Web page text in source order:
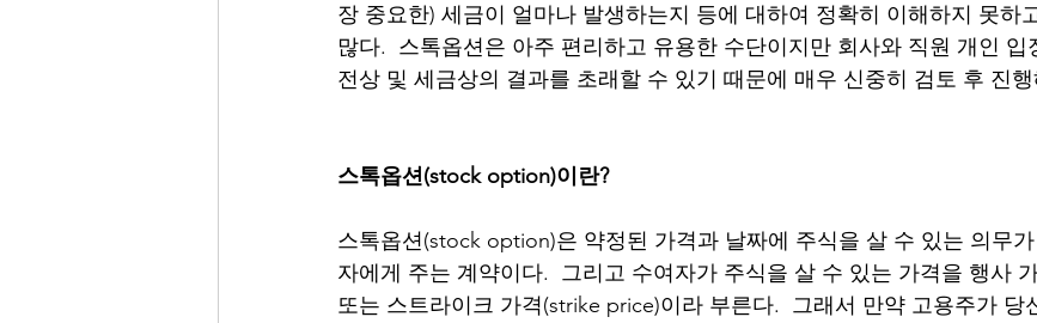
장 중요한) 세금이 얼마나 발생하는지 등에 대하여 정확히 이해하지 못하
많다.  스톡옵션은 아주 편리하고 유용한 수단이지만 회사와 직원 개인 입
전상 및 세금상의 결과를 초래할 수 있기 때문에 매우 신중히 검토 후 진
스톡옵션(stock option)이란?
스톡옵션(stock option)은 약정된 가격과 날짜에 주식을 살 수 있는 의무
자에게 주는 계약이다.  그리고 수여자가 주식을 살 수 있는 가격을 행사
또는 스트라이크 가격(strike price)이라 부른다.  그래서 만약 고용주가 당